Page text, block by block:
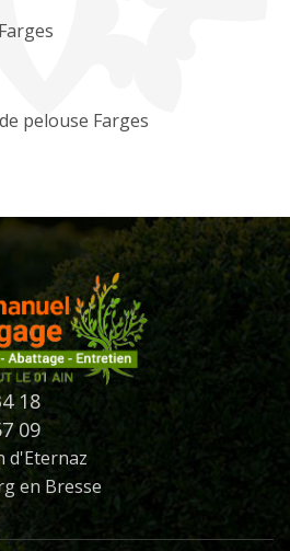
pelouse Farges
18
09
d'Eternaz
en Bresse